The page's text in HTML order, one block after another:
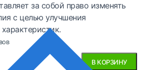
за собой право изменять
с целью улучшения
В КОРЗИНУ